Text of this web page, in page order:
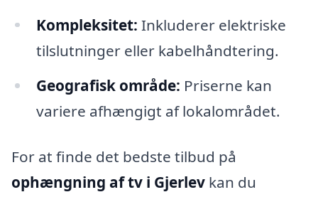
Kompleksitet: Inkluderer elektriske
tilslutninger eller kabelhåndtering.
Geografisk område: Priserne kan
variere afhængigt af lokalområdet.
For at finde det bedste tilbud på
ophængning af tv i Gjerlev kan du